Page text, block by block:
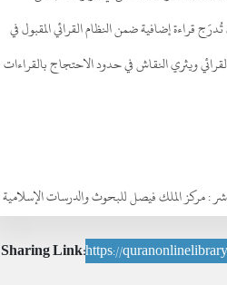
:مركز الملك فيصل للبحوث والدرسات الإسلامية
إضافية ضمن النظام القرائي المقبول في
ويثري النقاش في حدود الاحتجاج بالقراءات
Sharing Link:https://